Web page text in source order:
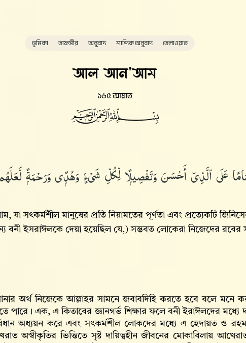
ভূমিকা তাফসীর অনুবাদ শাব্দিক অনুবাদ তেলাওয়াত
আল আন'আম
১৬৫ আয়াত
عَلَى ٱلَّذِىٓ أَحْسَنَ وَتَفْصِيلًۭا لِّكُلِّ شَىْءٍۢ وَهُدًۭى وَرَحْمَةًۭ
যা সৎকর্মশীল মানুষের প্রতি নিয়ামতের পূর্ণতা এবং প্রত্যেকটি
ইসরাঈলকে দেয়া হয়েছিল যে,) সম্ভবত লোকেরা নিজেদের রবের
অর্থ নিজেকে আল্লাহর সামনে জবাবদিহি করতে হবে বলে মনে
পারে। এক, এ কিতাবের জ্ঞানগর্ভ শিক্ষার ফলে বনী ইরাঈলদের মধ্যে
অধ্যয়ন করে এবং সৎকর্মশীল লোকদের মধ্যে এ হেদায়ত ও
অস্বীকৃতির ভিত্তিতে সৃষ্ট দায়িত্বহীন জীবনের মোকাবিলায় আখেরাত